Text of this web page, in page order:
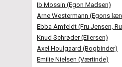
Ib Mossin (Egon Madsen)
Arne Westermann (Egons
Ebba Amfeldt (Fru Jensen,
Knud Schrøder (Eilersen)
Axel Houlgaard (Bogbinder)
Emilie Nielsen (Værtinde)